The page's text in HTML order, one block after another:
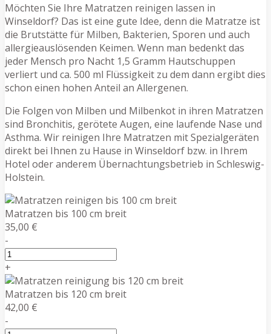
Möchten Sie Ihre Matratzen reinigen lassen in
Winseldorf? Das ist eine gute Idee, denn die Matratze ist
die Brutstätte für Milben, Bakterien, Sporen und auch
allergieauslösenden Keimen. Wenn man bedenkt das
jeder Mensch pro Nacht 1,5 Gramm Hautschuppen
verliert und ca. 500 ml Flüssigkeit zu dem dann ergibt dies
schon einen hohen Anteil an Allergenen.
Die Folgen von Milben und Milbenkot in ihren Matratzen
sind Bronchitis, gerötete Augen, eine laufende Nase und
Asthma. Wir reinigen Ihre Matratzen mit Spezialgeräten
direkt bei Ihnen zu Hause in Winseldorf bzw. in Ihrem
Hotel oder anderem Übernachtungsbetrieb in Schleswig-
Holstein.
Matratzen bis 100 cm breit
35,00 €
-
+
Matratzen bis 120 cm breit
42,00 €
-